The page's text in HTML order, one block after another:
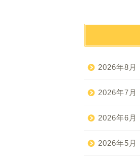
2026年8月
2026年7月
2026年6月
2026年5月